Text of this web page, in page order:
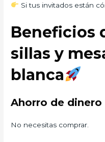
Si tus invitados están
Beneficios
sillas y
blanca
Ahorro de dinero
No necesitas comprar.